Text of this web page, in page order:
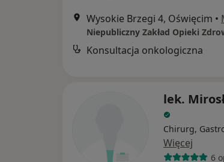
Wysokie Brzegi 4, Oświęcim •
Konsultacja onkologiczna
lek.
Chirurg,
Więcej
6